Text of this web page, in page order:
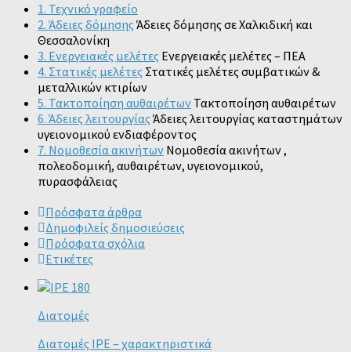
1. Τεχνικό γραφείο
2. Άδειες δόμησης Άδειες δόμησης σε Χαλκιδική και
Θεσσαλονίκη
3. Ενεργειακές μελέτες Ενεργειακές μελέτες – ΠΕΑ
4. Στατικές μελέτες Στατικές μελέτες συμβατικών &
μεταλλικών κτιρίων
5. Τακτοποίηση αυθαιρέτων Τακτοποίηση αυθαιρέτων
6. Άδειες λειτουργίας Άδειες λειτουργίας καταστημάτων
υγειονομικού ενδιαφέροντος
7. Νομοθεσία ακινήτων Νομοθεσία ακινήτων ,
πολεοδομική, αυθαιρέτων, υγειονομικού,
πυρασφάλειας
Πρόσφατα άρθρα
Δημοφιλείς δημοσιεύσεις
Πρόσφατα σχόλια
Ετικέτες
Διατομές
Διατομές IPE – χαρακτηριστικά